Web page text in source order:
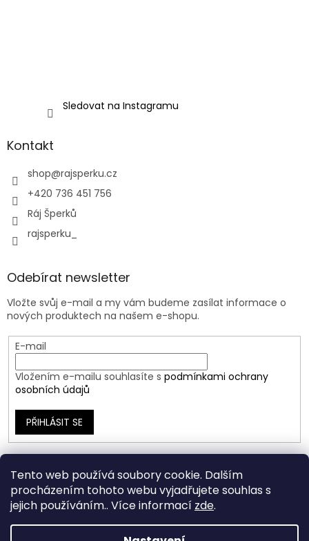
Tento web používá soubory cookie. Dalším
procházením tohoto webu vyjadřujete souhlas s
jejich používáním.. Více informací zde.
Sledovat na Instagramu
Kontakt
shop@rajsperku.cz
+420 736 451 756
Ráj Šperků
rajsperku_
Odebírat newsletter
Vložte svůj e-mail a my vám budeme zasílat informace o
nových produktech na našem e-shopu.
E-mail
Vložením e-mailu souhlasíte s podmínkami ochrany
osobních údajů
PŘIHLÁSIT SE